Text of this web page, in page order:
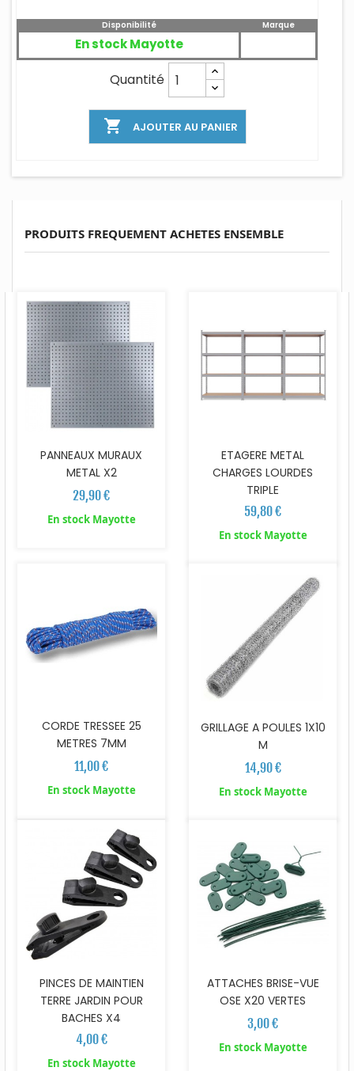
Disponibilité
En stock Mayotte
Marque
Quantité
 AJOUTER AU PANIER
PRODUITS FREQUEMENT ACHETES ENSEMBLE
PANNEAUX MURAUX
METAL X2
29,90 €
En stock Mayotte
ETAGERE METAL
CHARGES LOURDES
TRIPLE
59,80 €
En stock Mayotte
CORDE TRESSEE 25
METRES 7MM
11,00 €
En stock Mayotte
GRILLAGE A POULES 1X10
M
14,90 €
En stock Mayotte
PINCES DE MAINTIEN
TERRE JARDIN POUR
BACHES X4
4,00 €
En stock Mayotte
ATTACHES BRISE-VUE
OSE X20 VERTES
3,00 €
En stock Mayotte